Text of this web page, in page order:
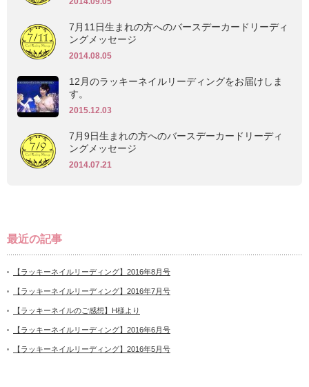
7月11日生まれの方へのバースデーカードリーディ
ングメッセージ
2014.08.05
12月のラッキーネイルリーディングをお届けしま
す。
2015.12.03
7月9日生まれの方へのバースデーカードリーディ
ングメッセージ
2014.07.21
最近の記事
【ラッキーネイルリーディング】2016年8月号
【ラッキーネイルリーディング】2016年7月号
【ラッキーネイルのご感想】H様より
【ラッキーネイルリーディング】2016年6月号
【ラッキーネイルリーディング】2016年5月号